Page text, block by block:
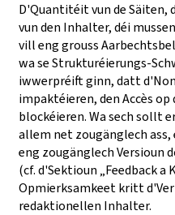
D'Quantitéit vun de Säiten,
vun den Inhalter, déi
vill eng grouss
wa se Strukturéierungs-
iwwerpréift ginn, datt
impaktéieren, den Accès
blockéieren. Wa sech sollt
allem net zougänglech
eng zougänglech Versioun
(cf. d'Sektioun „Feedback
Opmierksamkeet kritt
redaktionellen Inhalter.